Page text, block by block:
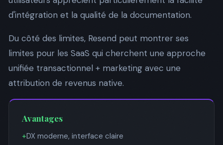
d'intégration et la qualité de la documentation.
Du côté des limites, Resend peut montrer ses
limites pour les SaaS qui cherchent une approche
unifiée transactionnel + marketing avec une
attribution de revenus native.
Avantages
+DX moderne, interface claire